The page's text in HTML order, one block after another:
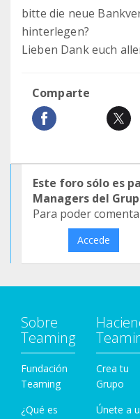
bitte die neue
hinterlegen?
Lieben Dank euch
Comparte
Este foro sólo es
Managers del
Para poder
Accede
Sobre
Teaming
Fundación
Teaming
¿Qué es
Crea tu
Grupo
Únete a